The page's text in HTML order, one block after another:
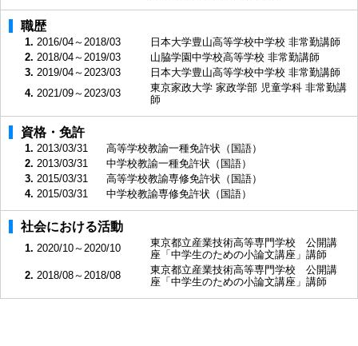
職歴
1. 2016/04～2018/03
日本大学豊山高等学校中学校 非常勤講師
2. 2018/04～2019/03
山脇学園中学校高等学校 非常勤講師
3. 2019/04～2023/03
日本大学豊山高等学校中学校 非常勤講師
4. 2021/09～2023/03
東京家政大学 家政学部 児童学科 非常勤講
師
資格・免許
1. 2013/03/31
高等学校教諭一種免許状（国語）
2. 2013/03/31
中学校教諭一種免許状（国語）
3. 2015/03/31
高等学校教諭専修免許状（国語）
4. 2015/03/31 中学校教諭専修免許状（国語）
社会における活動
1. 2020/10～2020/10
東京都立産業技術高等専門学校 公開講
座「中学生のための小論文講座」講師
2. 2018/08～2018/08
東京都立産業技術高等専門学校 公開講
座「中学生のための小論文講座」講師